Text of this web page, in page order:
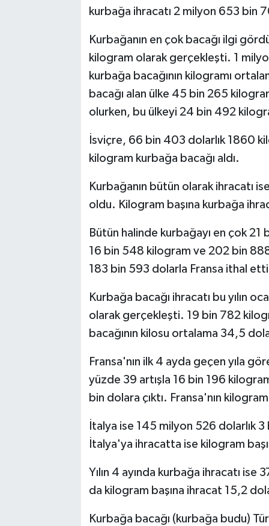
kurbağa ihracatı 2 milyon 653 bin
Kurbağanın en çok bacağı ilgi
kilogram olarak gerçekleşti. 1
kurbağa bacağının kilogramı
bacağı alan ülke 45 bin 265
olurken, bu ülkeyi 24 bin 492
İsviçre, 66 bin 403 dolarlık 1860
kilogram kurbağa bacağı aldı.
Kurbağanın bütün olarak ihracatı
oldu. Kilogram başına kurbağa
Bütün halinde kurbağayı en çok
16 bin 548 kilogram ve 202 bin
183 bin 593 dolarla Fransa ithal
Kurbağa bacağı ihracatı bu yılın
olarak gerçekleşti. 19 bin 782
bacağının kilosu ortalama 34,5
Fransa'nın ilk 4 ayda geçen yıla
yüzde 39 artışla 16 bin 196
bin dolara çıktı. Fransa'nın
İtalya ise 145 milyon 526 dolarlık
İtalya'ya ihracatta ise kilogram
Yılın 4 ayında kurbağa ihracatı
da kilogram başına ihracat 15,2
Kurbağa bacağı (kurbağa budu)